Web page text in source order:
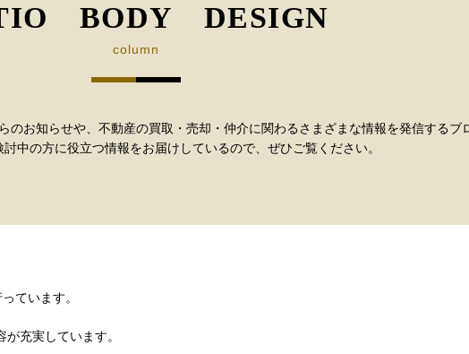
BODY DESIGN
column
お知らせや、不動産の買取・売却・仲介に関わるさまざまな情報を発信するブ
中の方に役立つ情報をお届けしているので、ぜひご覧ください。
ています。
充実しています。